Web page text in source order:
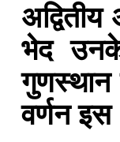
भेद
गुणस्थान
वर्णन